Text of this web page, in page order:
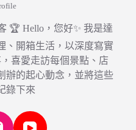
🏆 Hello，您好✨ 我是達
、開箱生活，以深度寫實
喜愛走訪每個景點、店
辦的起心動念，並將這些
錄下來